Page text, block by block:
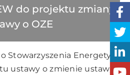
do projektu zmiany
o OZE
Stowarzyszenia Energetyki
ustawy o zmienie ustawy